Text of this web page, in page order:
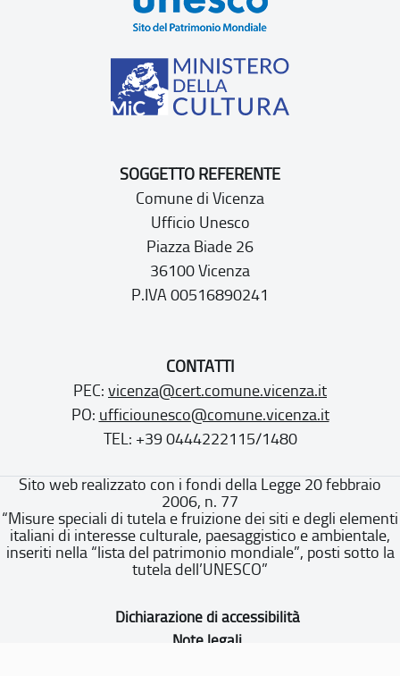
SOGGETTO REFERENTE
Comune di Vicenza
Ufficio Unesco
Piazza Biade 26
36100 Vicenza
P.IVA 00516890241
CONTATTI
PEC: vicenza@cert.comune.vicenza.it
PO: ufficiounesco@comune.vicenza.it
TEL: +39 0444222115/1480
Sito web realizzato con i fondi della Legge 20 febbraio
2006, n. 77
“Misure speciali di tutela e fruizione dei siti e degli elementi
italiani di interesse culturale, paesaggistico e ambientale,
inseriti nella “lista del patrimonio mondiale”, posti sotto la
tutela dell’UNESCO”
Dichiarazione di accessibilità
Note legali